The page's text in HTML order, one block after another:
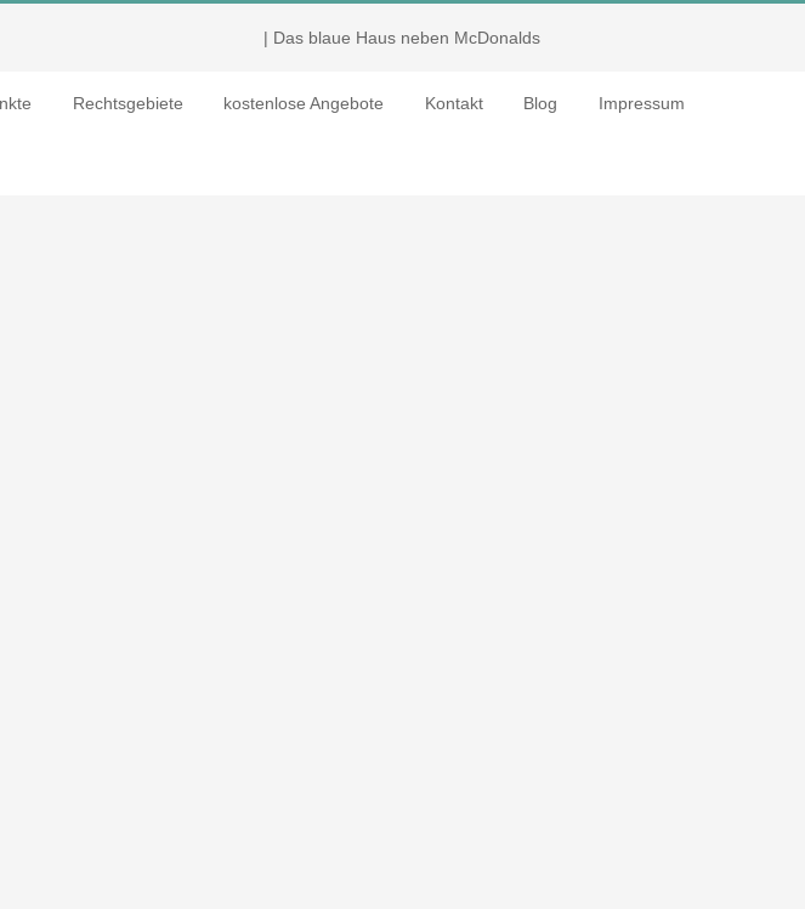
| Das blaue Haus neben McDonalds
Rechtsgebiete kostenlose Angebote Kontakt Blog Impressum